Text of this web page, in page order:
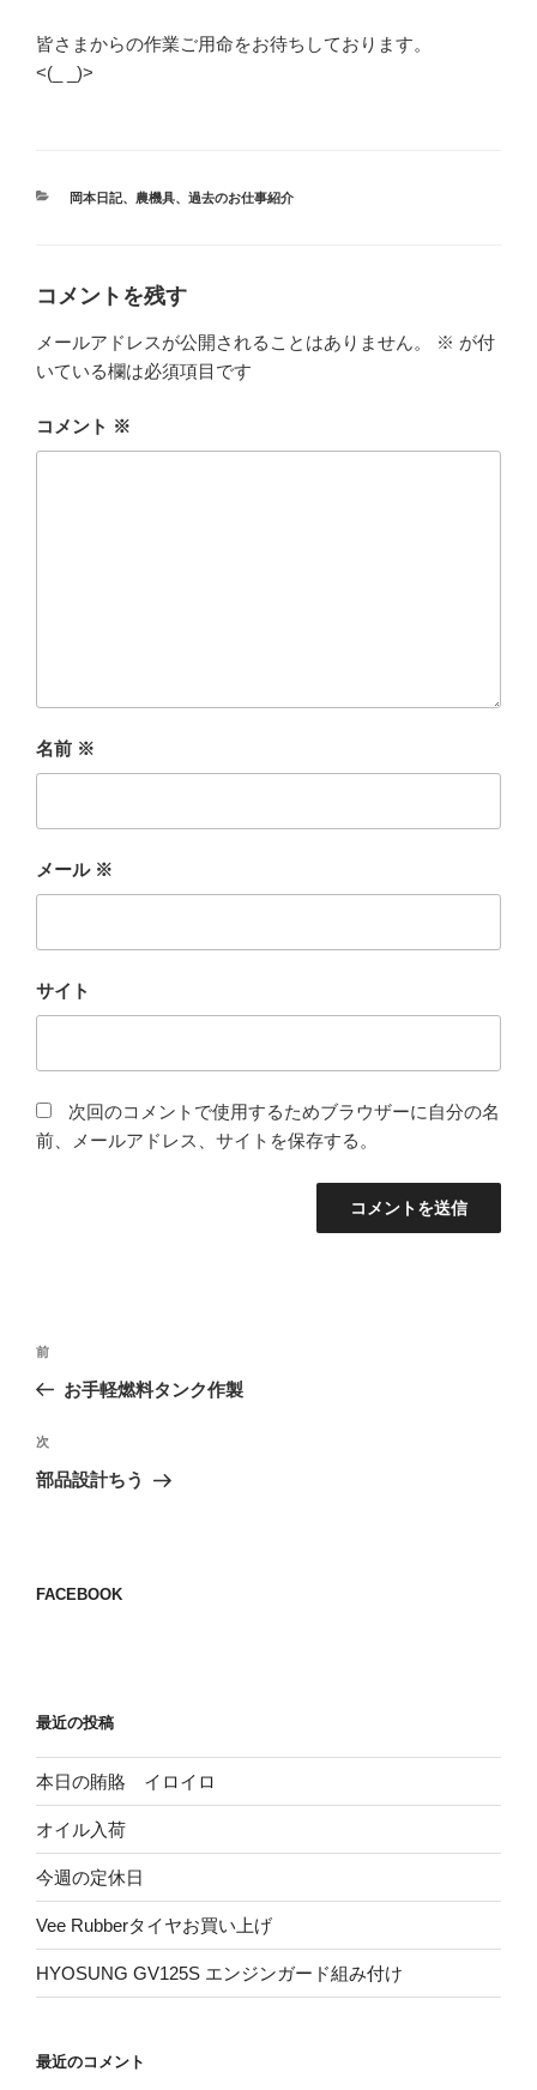
皆さまからの作業ご用命をお待ちしております。
<(_ _)>
カ
岡本日記、 農機具、 過去のお仕事紹介
コメントを残す
メールアドレスが公開されることはありません。 ※ が付
いている欄は必須項目です
コメント ※
名前 ※
メール ※
サイト
次回のコメントで使用するためブラウザーに自分の名
前、メールアドレス、サイトを保存する。
投
ビ
ゲ
ン
前
の
稿
前
お手軽燃料タンク作製
次
の
次
部品設計ちう
FACEBOOK
最近の投稿
本日の賄賂 イロイロ
オイル入荷
今週の定休日
Vee Rubberタイヤお買い上げ
HYOSUNG GV125S エンジンガード組み付け
最近のコメント